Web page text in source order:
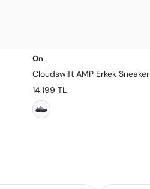
On
Cloudswift AMP Erkek Sneaker
14.199 TL